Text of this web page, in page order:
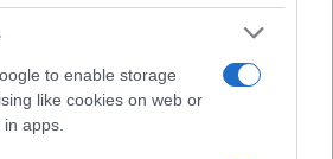
to enable storage
like cookies on web or
apps.